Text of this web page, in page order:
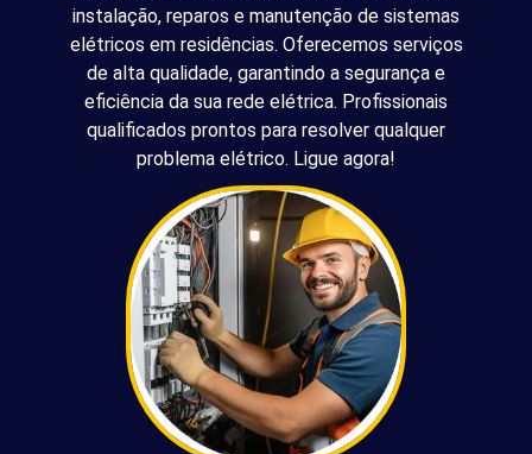
instalação, reparos e manutenção de sistemas
elétricos em residências. Oferecemos serviços
de alta qualidade, garantindo a segurança e
eficiência da sua rede elétrica. Profissionais
qualificados prontos para resolver qualquer
problema elétrico. Ligue agora!